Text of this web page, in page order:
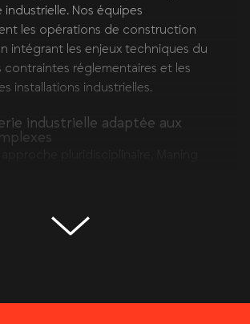
industrielle. Nos équipes
les opérations de construction
intégrant les enjeux techniques du
contraintes réglementaires et les
installations industrielles.
industrielle adaptée aux
Cette expertise permet de sécuriser
et conception de bâtiments